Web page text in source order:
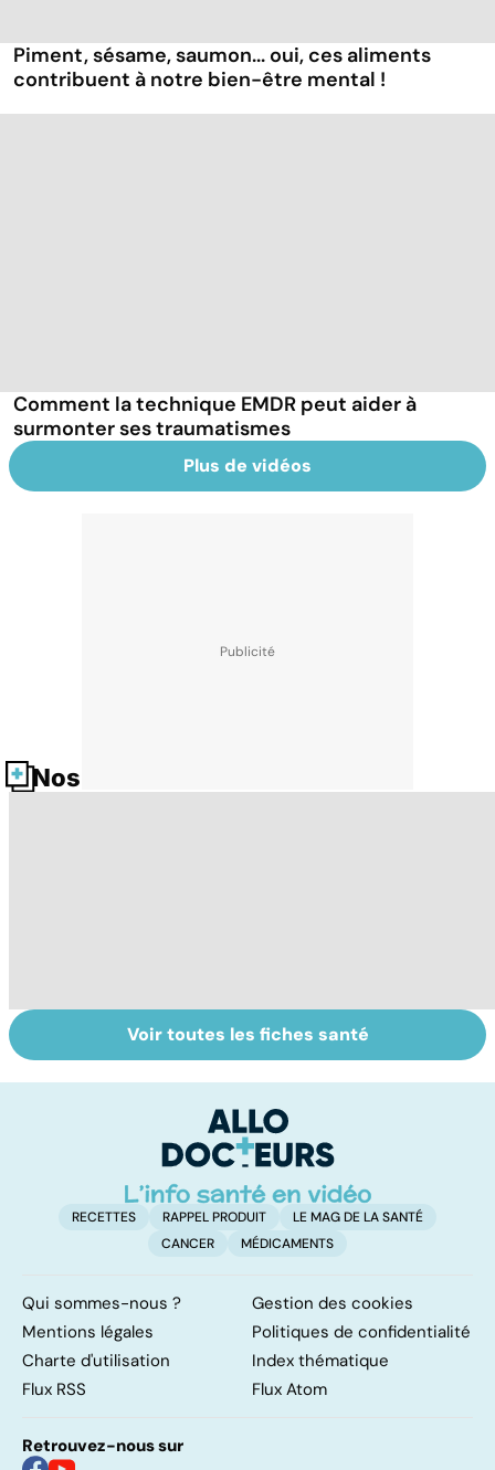
Piment, sésame, saumon... oui, ces aliments
contribuent à notre bien-être mental !
Comment la technique EMDR peut aider à
surmonter ses traumatismes
Plus de vidéos
Nos fiches santé
Bien dormir,
mais... sans
Le magnésium,
un oligo-élément
Voir toutes les fiches santé
RECETTES RAPPEL PRODUIT
LE MAG DE LA SANTÉ
CANCER
MÉDICAMENTS
Qui sommes-nous ?
Gestion des cookies
Mentions légales
Politiques de confidentialité
Charte d'utilisation
Index thématique
Flux RSS
Flux Atom
Retrouvez-nous sur